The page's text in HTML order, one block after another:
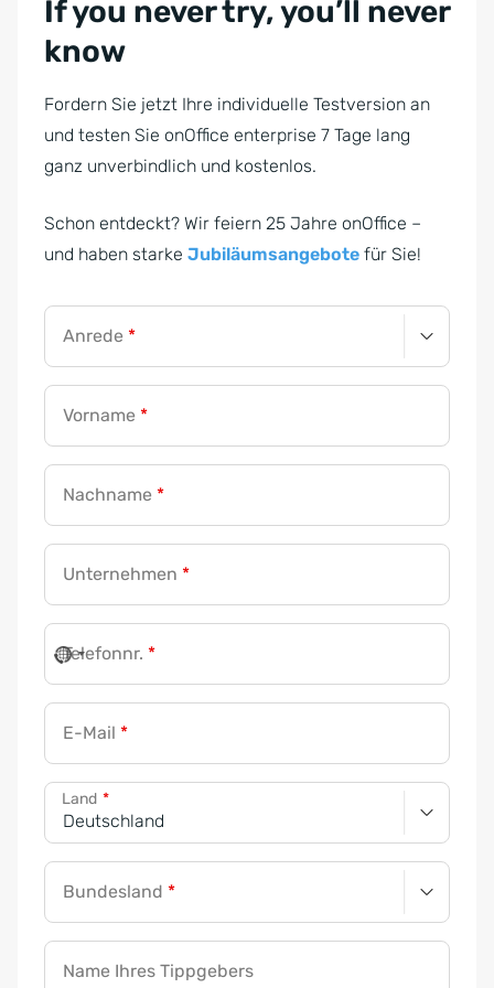
If you never try, you’ll never
know
Fordern Sie jetzt Ihre individuelle Testversion an
und testen Sie onOffice enterprise 7 Tage lang
ganz unverbindlich und kostenlos.
Schon entdeckt? Wir feiern 25 Jahre onOffice –
und haben starke Jubiläumsangebote für Sie!
Anrede *
Vorname *
Nachname *
Unternehmen *
Telefonnr. *
E-Mail *
Land *
Bundesland *
Name Ihres Tippgebers